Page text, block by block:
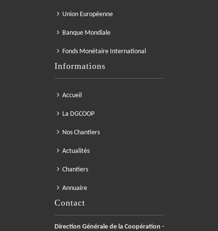
Union Européenne
Banque Mondiale
Fonds Monétaire International
Informations
Accueil
La DGCOOP
Nos Chantiers
Actualités
Chantiers
Annuaire
Contact
Direction Générale de la Coopération -